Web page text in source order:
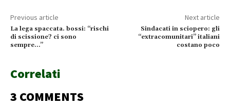
Previous article
La lega spaccata. bossi: “rischi
di scissione? ci sono
sempre…”
Next article
Sindacati in sciopero: gli
“extracomunitari” italiani
costano poco
Correlati
3 COMMENTS